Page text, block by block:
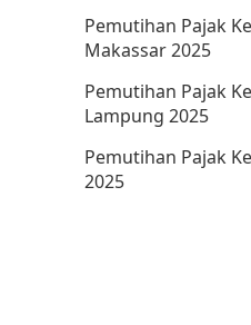
Pemutihan Pajak
Makassar 2025
Pemutihan Pajak
Lampung 2025
Pemutihan Pajak
2025